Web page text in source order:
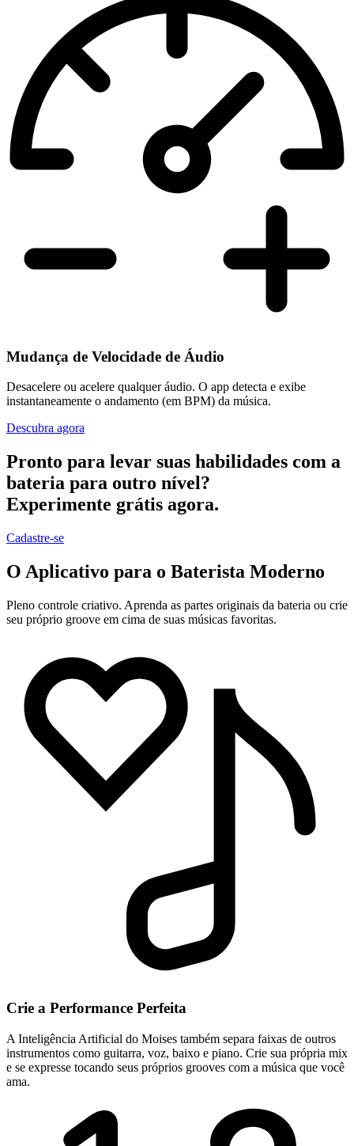
Mudança de Velocidade de Áudio
Desacelere ou acelere qualquer áudio. O app detecta e exibe
instantaneamente o andamento (em BPM) da música.
Descubra agora
Pronto para levar suas habilidades com a
bateria para outro nível?
Experimente grátis agora.
Cadastre-se
O Aplicativo para o Baterista Moderno
Pleno controle criativo. Aprenda as partes originais da bateria ou crie
seu próprio groove em cima de suas músicas favoritas.
Crie a Performance Perfeita
A Inteligência Artificial do Moises também separa faixas de outros
instrumentos como guitarra, voz, baixo e piano. Crie sua própria mix
e se expresse tocando seus próprios grooves com a música que você
ama.